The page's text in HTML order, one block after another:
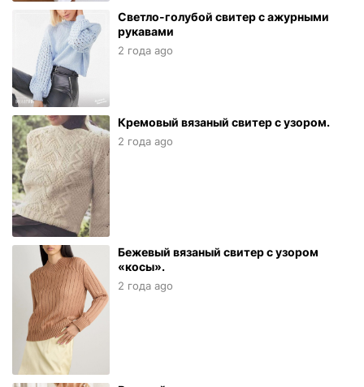
Светло-голубой свитер с ажурными
рукавами
2 года ago
Кремовый вязаный свитер с узором.
2 года ago
Бежевый вязаный свитер с узором
«косы».
2 года ago